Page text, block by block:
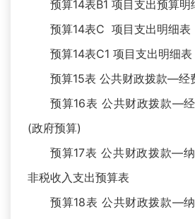
预算14表B1 项目支出预算
预算14表C 项目支出明细表
预算14表C1 项目支出明细
预算15表 公共财政拨款—经
预算16表 公共财政拨款—
(政府预算)
预算17表 公共财政拨款—
非税收入支出预算表
预算18表 公共财政拨款—